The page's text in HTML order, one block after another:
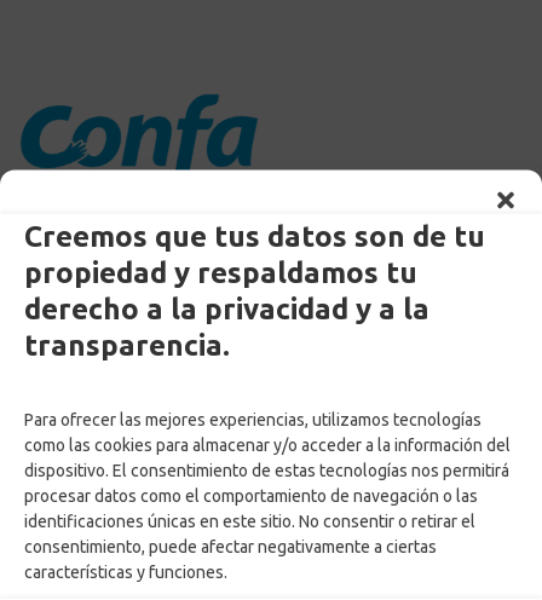
Creemos que tus datos son de tu
propiedad y respaldamos tu
derecho a la privacidad y a la
transparencia.
Para ofrecer las mejores experiencias, utilizamos tecnologías
como las cookies para almacenar y/o acceder a la información del
dispositivo. El consentimiento de estas tecnologías nos permitirá
procesar datos como el comportamiento de navegación o las
identificaciones únicas en este sitio. No consentir o retirar el
consentimiento, puede afectar negativamente a ciertas
características y funciones.
PBX (57) 606 893 33 80
Línea 018000933030
linea.etica@confa.co
notificaciones@confa.co
Caldas – Colombia